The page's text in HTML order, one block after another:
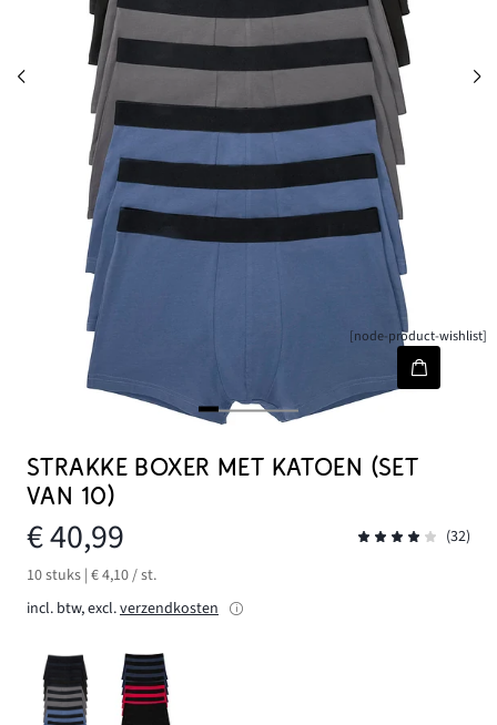
[node-product-wishlist]
STRAKKE BOXER MET KATOEN (SET
VAN 10)
€ 40,99
(32)
10 stuks | € 4,10 / st.
incl. btw, excl.verzendkosten